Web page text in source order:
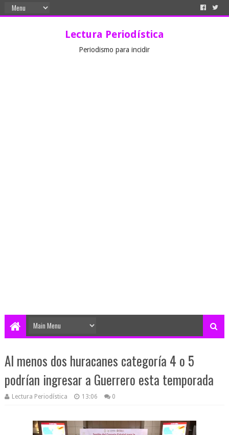
Lectura Periodística
Periodismo para incidir
Al menos dos huracanes categoría 4 o 5
podrían ingresar a Guerrero esta temporada
Lectura Periodística 13:06 0